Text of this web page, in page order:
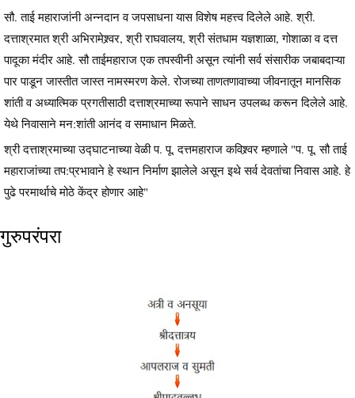
सौ. ताई महाराजांनी अन्नदान व जपसाधना यास विशेष महत्त्व दिलेले आहे. श्री.
दत्ताश्रमात श्री अभिरामेश्र्वर, श्री राघवालय, श्री संतधाम यज्ञशाळा, गोशाळा व दत्त
पादूका मंदीर आहे. सौ ताईमहाराज एक तपस्वीनी असून त्यांनी सर्व संसारीक जबाबदाऱ्या
पार पाडून जास्तीत जास्त नामस्मरण केले. रोजच्या ताणतणावाच्या जीवनातून मानसिक
शांती व अध्यात्मिक प्रगतीसाठी दत्ताश्रमाच्या रूपाने साधन उपलब्ध करून दिलेले आहे.
येथे निवासाने मन:शांती आनंद व समाधान मिळते.
श्री दत्ताश्रमाच्या उद्घाटनाच्या वेळी प. पू. दत्तमहाराज कविश्र्वर म्हणाले "प. पू. सौ ताई
महाराजांच्या तप:प्रभावाने हे स्थान निर्माण झालेले असून इथे सर्व देवतांचा निवास आहे. हे
पुढे परमार्थाचे मोठे केंद्र होणार आहे"
गुरुपरंपरा